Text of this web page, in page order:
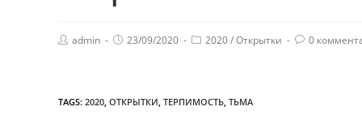
admin 23/09/2020 2020/Открытки 0
TAGS: 2020 ОТКРЫТКИ ТЕРПИМОСТЬ ТЬМА